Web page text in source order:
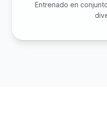
Entrenado en